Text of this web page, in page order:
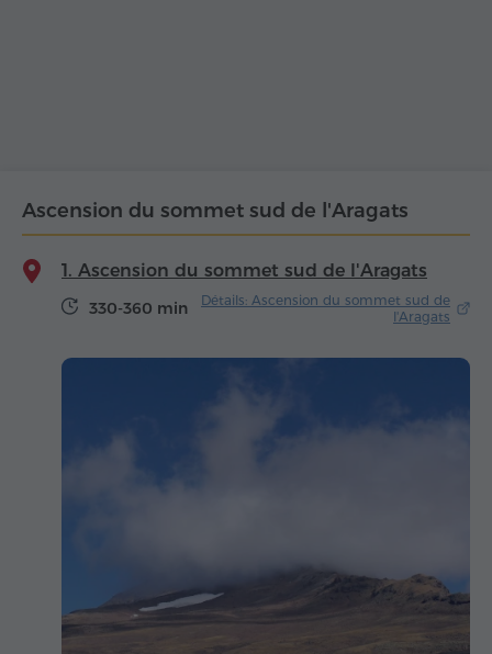
Ascension du sommet sud de l'Aragats
1. Ascension du sommet sud de l'Aragats
330-360 min
Détails: Ascension du sommet sud de
l'Aragats